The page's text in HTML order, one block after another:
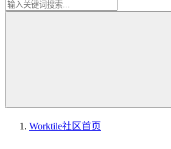
Worktile社区首页